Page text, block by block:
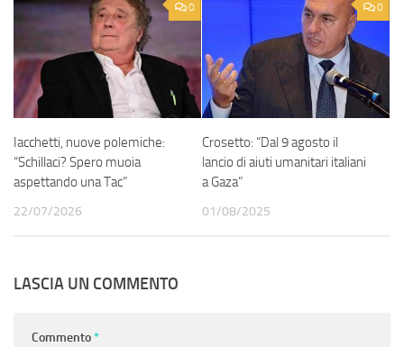
0
Iacchetti, nuove polemiche:
“Schillaci? Spero muoia
aspettando una Tac”
22/07/2026
0
Crosetto: “Dal 9 agosto il
lancio di aiuti umanitari italiani
a Gaza”
01/08/2025
LASCIA UN COMMENTO
Commento*